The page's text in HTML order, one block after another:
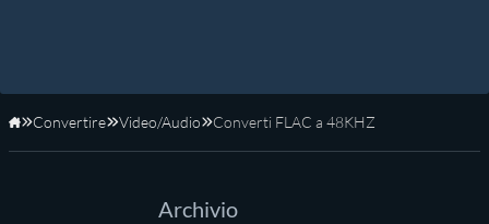
Home
Convertire Video/Audio Converti FLAC a 48KHZ
Archivio